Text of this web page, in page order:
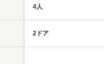
4人
2ドア